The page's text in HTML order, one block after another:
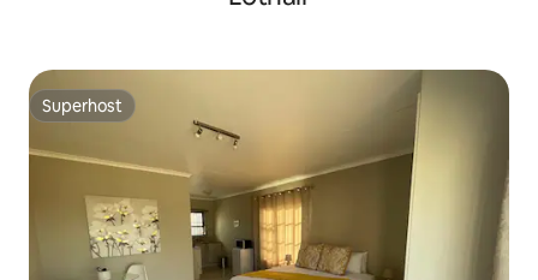
Superhost
Superhost